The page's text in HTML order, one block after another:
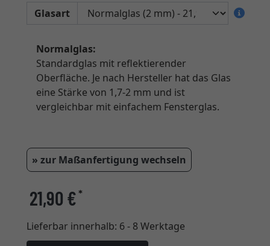
Glasart
Normalglas:
Standardglas mit reflektierender
Oberfläche. Je nach Hersteller hat das Glas
eine Stärke von 1,7-2 mm und ist
vergleichbar mit einfachem Fensterglas.
» zur Maßanfertigung wechseln
21,90 €*
Lieferbar innerhalb: 6 - 8 Werktage